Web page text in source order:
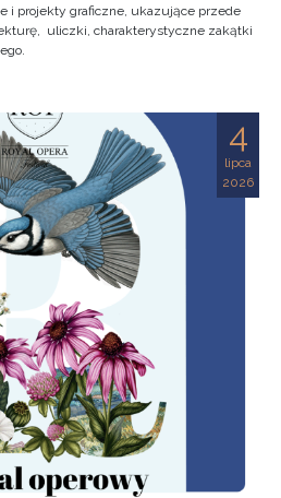
i projekty graficzne, ukazujące przede
uliczki, charakterystyczne zakątki
4
lipca
2026